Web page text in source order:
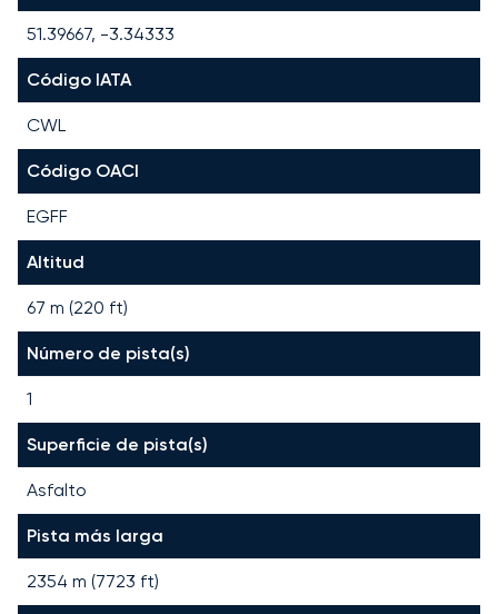
51.39667, -3.34333
Código IATA
CWL
Código OACI
EGFF
Altitud
67 m (220 ft)
Número de pista(s)
1
Superficie de pista(s)
Asfalto
Pista más larga
2354 m (7723 ft)